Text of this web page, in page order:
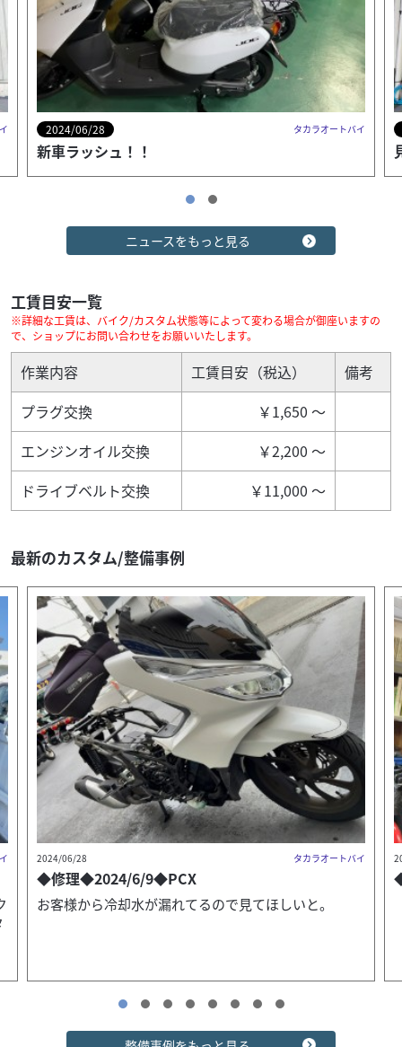
ヤマハ タカラオートバイ
AXISトリート バッテリー・オイル新品
『タカラオートバイ』では丁寧・親切な説明を心掛け、お
客様のバイクライフをサポートいたします！！ 乗り換え応
援！買い取りもお任せ下さい♪ 他店でご購入さ...
ホンダ タカラオートバイ
ジョルノ AF77 バッテリー・オイル新品
本体価格:20.50万円（税込）
『タカラオートバイ』では丁寧・親切な説明を心掛け、お
客様のバイクライフをサポートいたします！！ 乗り換え応
援！買い取りもお任せ下さい♪ 他店でご購入さ...
2024/06/28 タカラオートバイ
見えやすくなりました！
2024/06/28
2024/06/28
見えやすくなりました！
ニュースをもっと見る
工賃目安一覧
※詳細な工賃は、バイク/カスタム状態等によって変わる場合が御座いますの
で、ショップにお問い合わせをお願いいたします。
作業内容 工賃目安（税込）
備考
プラグ交換
￥1,650 ～
エンジンオイル交換
￥2,200 ～
ドライブベルト交換
￥11,000 ～
最新のカスタム/整備事例
2024/06/28 タカラオートバイ
◆オイル交換◆2024/6/14◆XL1200X